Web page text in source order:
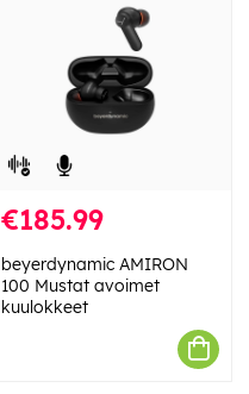
€185.99
beyerdynamic AMIRON
100 Mustat avoimet
kuulokkeet